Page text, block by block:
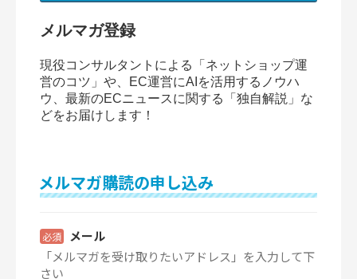
メルマガ登録
現役コンサルタントによる「ネットショップ運
営のコツ」や、EC運営にAIを活用するノウハ
ウ、最新のECニュースに関する「独自解説」な
どをお届けします！